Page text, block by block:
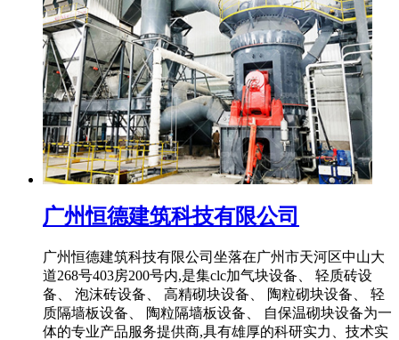
广州恒德建筑科技有限公司
广州恒德建筑科技有限公司坐落在广州市天河区中山大
道268号403房200号内,是集clc加气块设备、 轻质砖设
备、 泡沫砖设备、 高精砌块设备、 陶粒砌块设备、 轻
质隔墙板设备、 陶粒隔墙板设备、 自保温砌块设备为一
体的专业产品服务提供商,具有雄厚的科研实力、技术实